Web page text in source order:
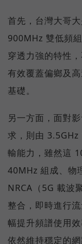
首先，台灣大哥
900MHz 雙低頻
穿透力強的特性
有效覆蓋偏鄉及
基礎。
另一方面，面對
求，則由
輸能力，雖然這
40MHz 組成、物
NRCA（5G 載波
整合，即時進行
幅提升頻譜使用
依然維持穩定的網